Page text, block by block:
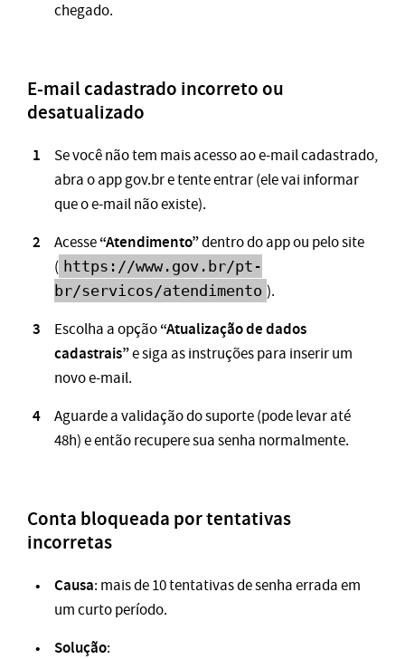
chegado.
E-mail cadastrado incorreto ou
desatualizado
Se você não tem mais acesso ao e-mail cadastrado,
abra o app gov.br e tente entrar (ele vai informar
que o e-mail não existe).
Acesse“Atendimento”dentro do app ou pelo site
( https://www.gov.br/pt-
br/servicos/atendimento ).
Escolha a opção“Atualização de dados
cadastrais”e siga as instruções para inserir um
novo e-mail.
Aguarde a validação do suporte (pode levar até
48h) e então recupere sua senha normalmente.
Conta bloqueada por tentativas
incorretas
Causa: mais de 10 tentativas de senha errada em
um curto período.
Solução: